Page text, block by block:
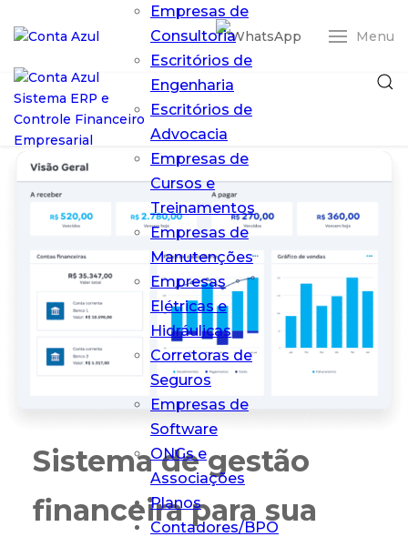
Menu
Empresas de
Consultoria
Escritórios de
Engenharia
Escritórios de
Advocacia
Empresas de
Cursos e
Treinamentos
Empresas de
Manutenções
Empresas
Elétricas e
Hidráulicas
Corretoras de
Seguros
Empresas de
Software
ONGs e
Associações
Planos
Contadores/BPO
ERP Conta Azul
O ERP em nuvem
que simplifica
sua gestão
Conta Azul Mais
O que sua
precisa em um
Sistema de gestão
financeira para sua